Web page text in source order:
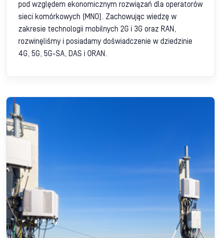
pod względem ekonomicznym rozwiązań dla operatorów
sieci komórkowych (MNO). Zachowując wiedzę w
zakresie technologii mobilnych 2G i 3G oraz RAN,
rozwinęliśmy i posiadamy doświadczenie w dziedzinie
4G, 5G, 5G-SA, DAS i ORAN.